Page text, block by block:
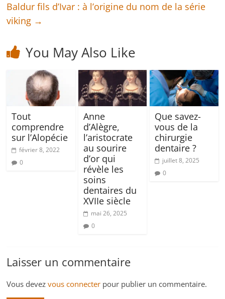
Baldur fils d’Ivar : à l’origine du nom de la série
viking →
You May Also Like
Tout
comprendre
sur l’Alopécie
février 8, 2022
0
Anne
d’Alègre,
l’aristocrate
au sourire
d’or qui
révèle les
soins
dentaires du
XVIIe siècle
mai 26, 2025
0
Que savez-
vous de la
chirurgie
dentaire ?
juillet 8, 2025
0
Laisser un commentaire
Vous devezvous connecter pour publier un commentaire.